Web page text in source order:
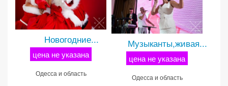
Новогодние...
цена не указана
Одесса и область
Музыканты,живая...
цена не указана
Одесса и область